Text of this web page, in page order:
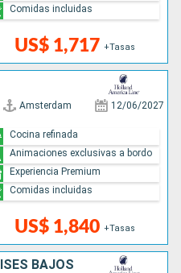
US$ 1,717 +Tasas
Comidas incluidas
Amsterdam 12/06/2027
US$ 1,840 +Tasas
Cocina refinada
Animaciones exclusivas a bordo
Experiencia Premium
Comidas incluidas
BAJOS